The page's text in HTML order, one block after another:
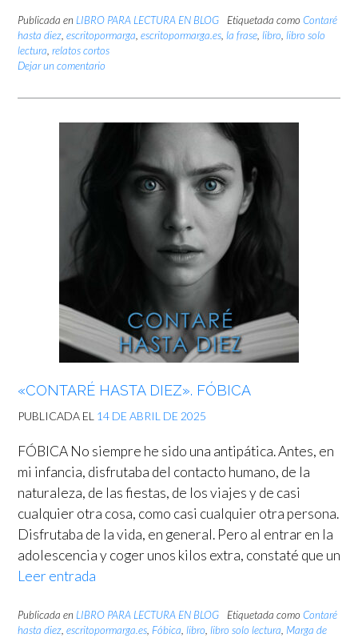
Publicada en LIBRO PARA LECTURA EN BLOG Etiquetada como Contaré
hasta diez escritopormarga escritopormarga.es la frase libro libro solo
lectura relatos cortos
Dejar un comentario
«CONTARÉ HASTA DIEZ». FÓBICA
PUBLICADA EL 14 DE ABRIL DE 2025
FÓBICA No siempre he sido una antipática. Antes, en
mi infancia, disfrutaba del contacto humano, de la
naturaleza, de las fiestas, de los viajes y de casi
cualquier otra cosa, como casi cualquier otra persona.
Disfrutaba de la vida, en general. Pero al entrar en la
adolescencia y coger unos kilos extra, constaté que un
Leer entrada
Publicada en LIBRO PARA LECTURA EN BLOG Etiquetada como Contaré
hasta diez, escritopormarga.es, Fóbica, libro, libro solo lectura, Marga de